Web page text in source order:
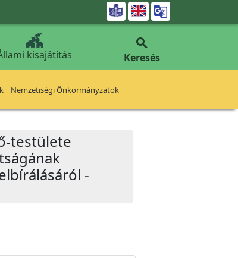

kisajátítás

Keresés
Nemzetiségi Önkormányzatok
testülete
-